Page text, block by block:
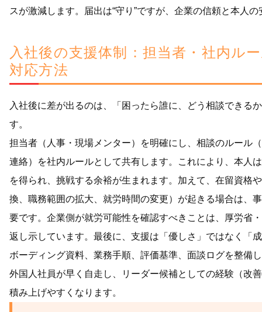
スが激減します。届出は“守り”ですが、企業の信頼と本人
入社後の支援体制：担当者・社内ル
対応方法
入社後に差が出るのは、「困ったら誰に、どう相談できる
す。
担当者（人事・現場メンター）を明確にし、相談のルール
連絡）を社内ルールとして共有します。これにより、本人
を得られ、挑戦する余裕が生まれます。加えて、在留資格
換、職務範囲の拡大、就労時間の変更）が起きる場合は、
要です。企業側が就労可能性を確認すべきことは、厚労省
返し示しています。最後に、支援は「優しさ」ではなく「
ボーディング資料、業務手順、評価基準、面談ログを整備
外国人社員が早く自走し、リーダー候補としての経験（改
積み上げやすくなります。